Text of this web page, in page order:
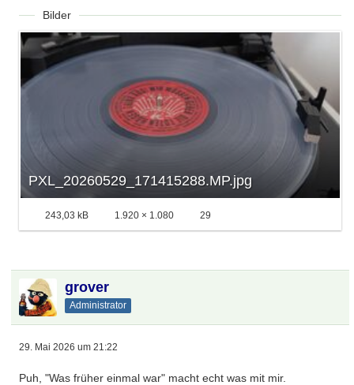
Bilder
PXL_20260529_171415288.MP.jpg
243,03 kB 1.920 × 1.080 29
grover
Administrator
29. Mai 2026 um 21:22
Puh, "Was früher einmal war" macht echt was mit mir.